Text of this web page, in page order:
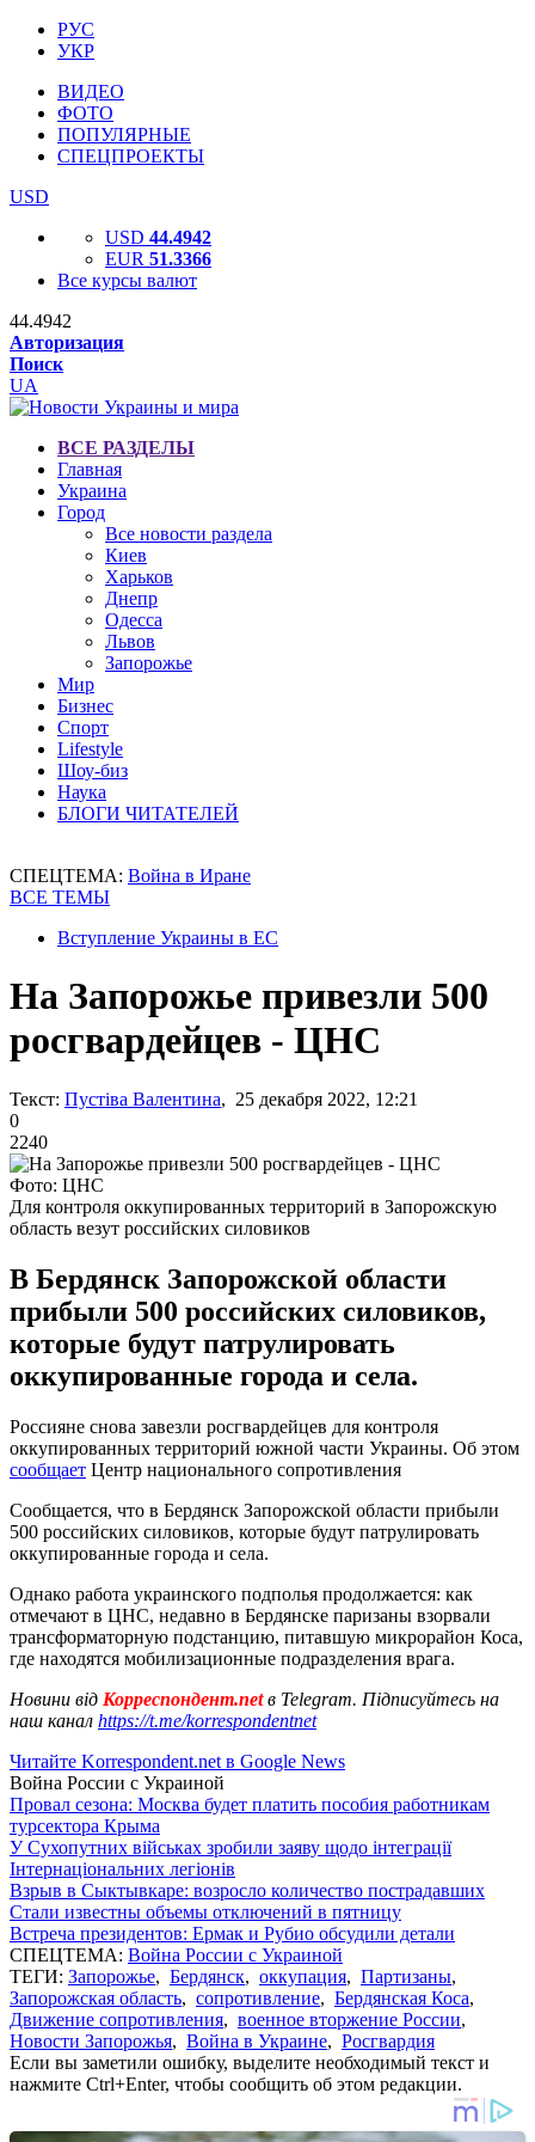
РУС
УКР
ВИДЕО
ФОТО
ПОПУЛЯРНЫЕ
СПЕЦПРОЕКТЫ
USD
USD 44.4942
EUR 51.3366
Все курсы валют
44.4942
Авторизация
Поиск
UA
ВСЕ РАЗДЕЛЫ
Главная
Украина
Город
Все новости раздела
Киев
Харьков
Днепр
Одесса
Львов
Запорожье
Мир
Бизнес
Спорт
Lifestyle
Шоу-биз
Наука
БЛОГИ ЧИТАТЕЛЕЙ
СПЕЦТЕМА: Война в Иране
ВСЕ ТЕМЫ
Вступление Украины в ЕС
На Запорожье привезли 500
росгвардейцев - ЦНС
Текст: Пустіва Валентина, 25 декабря 2022, 12:21
0
2240
Фото: ЦНС
Для контроля оккупированных территорий в Запорожскую
область везут российских силовиков
В Бердянск Запорожской области
прибыли 500 российских силовиков,
которые будут патрулировать
оккупированные города и села.
Россияне снова завезли росгвардейцев для контроля
оккупированных территорий южной части Украины. Об этом
сообщает Центр национального сопротивления
Сообщается, что в Бердянск Запорожской области прибыли
500 российских силовиков, которые будут патрулировать
оккупированные города и села.
Однако работа украинского подполья продолжается: как
отмечают в ЦНС, недавно в Бердянске паризаны взорвали
трансформаторную подстанцию, питавшую микрорайон Коса,
где находятся мобилизационные подразделения врага.
Новини від Корреспондент.netв Telegram. Підписуйтесь на
наш канал https://t.me/korrespondentnet
Читайте Korrespondent.net в Google News
Война России с Украиной
Провал сезона: Москва будет платить пособия работникам
турсектора Крыма
У Сухопутних військах зробили заяву щодо інтеграції
Інтернаціональних легіонів
Взрыв в Сыктывкаре: возросло количество пострадавших
Стали известны объемы отключений в пятницу
Встреча президентов: Ермак и Рубио обсудили детали
СПЕЦТЕМА: Война России с Украиной
ТЕГИ: Запорожье, Бердянск, оккупация, Партизаны,
Запорожская область, сопротивление, Бердянская Коса,
Движение сопротивления, военное вторжение России,
Новости Запорожья, Война в Украине, Росгвардия
Если вы заметили ошибку, выделите необходимый текст и
нажмите Ctrl+Enter, чтобы сообщить об этом редакции.